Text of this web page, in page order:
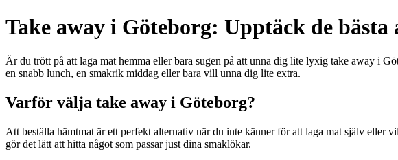
Take away i Göteborg: Upptäck de
Är du trött på att laga mat hemma eller bara sugen på att unna dig lite lyxig take away i
en snabb lunch, en smakrik middag eller bara vill unna dig lite extra.
Varför välja take away i Göteborg?
Att beställa hämtmat är ett perfekt alternativ när du inte känner för att laga mat själv
gör det lätt att hitta något som passar just dina smaklökar.